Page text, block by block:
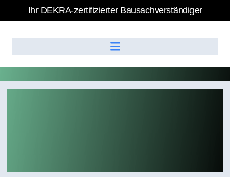
Ihr DEKRA-zertifizierter Bausachverständiger